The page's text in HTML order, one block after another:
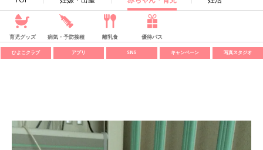
育児グッズ 病気・予防接種 離乳食 優待パス
ひよこクラブ アプリ SNS キャンペーン 写真スタジオ